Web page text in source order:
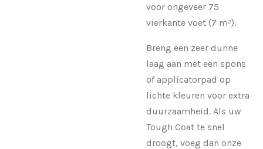
voor ongeveer 75
vierkante voet (7 m²).
Breng een zeer dunne
laag aan met een spons
of applicatorpad op
lichte kleuren voor extra
duurzaamheid. Als uw
Tough Coat te snel
droogt, voeg dan onze